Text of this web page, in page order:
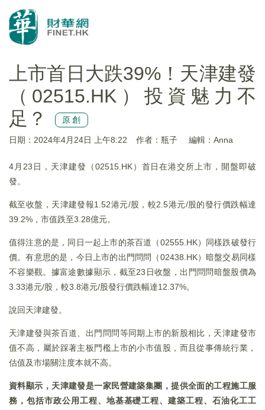
上市首日大跌39%！天津建發
（02515.HK）投資魅力不
足？
原創
日期：2024年4月24日 上午8:22 作者：瓶子 編輯：Anna
4月23日，天津建發（02515.HK）首日在港交所上市，開盤即破
發。
截至收盤，天津建發報1.52港元/股，較2.5港元/股的發行價跌幅達
39.2%，市值跌至3.28億元。
值得注意的是，同日一起上市的茶百道（02555.HK）同樣跌破發行
價。有意思的是，今日上市的出門問問（02438.HK）暗盤交易同樣
不容樂觀。據富途數據顯示，截至23日收盤，出門問問暗盤股價為
3.33港元/股，較3.8港元/股發行價跌幅達12.37%。
說回天津建發。
天津建發與茶百道、出門問問等同期上市的新股相比，天津建發市
值不高，屬於踩著主板門檻上市的小市值股，而且從事傳統行業，
估值及市場關注度本就不高。
資料顯示，天津建發是一家民營建築集團，提供全面的工程施工服
務，包括市政公用工程、地基基礎工程、建築工程、石油化工工